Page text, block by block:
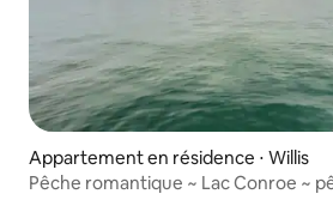
Appartement en résidence ⋅ Willis
Pêche romantique ~ Lac Conroe ~